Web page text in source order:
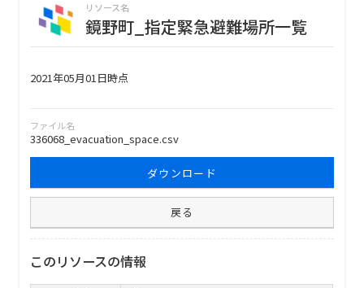
リソース名
鏡野町_指定緊急避難場所一覧
2021年05月01日時点
ファイル名
336068_evacuation_space.csv
ダウンロード
戻る
このリソースの情報